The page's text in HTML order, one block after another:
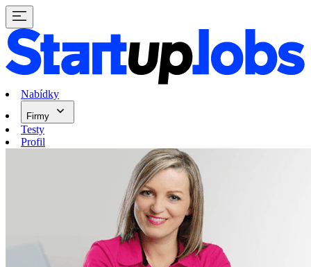
Nabídky
Firmy
Testy
Profil